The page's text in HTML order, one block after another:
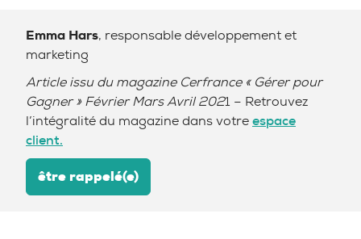
Emma Hars, responsable développement et
marketing
Article issu du magazine Cerfrance « Gérer pour
Gagner » Février Mars Avril 2021 – Retrouvez
l’intégralité du magazine dans votreespace
client.
être rappelé(e)